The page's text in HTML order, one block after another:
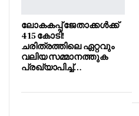
ലോകകപ്പ് ജേതാക്കൾക്ക്
415 കോടി!
ചരിത്രത്തിലെ ഏറ്റവും
വലിയ സമ്മാനത്തുക
പ്രഖ്യാപിച്ച്…